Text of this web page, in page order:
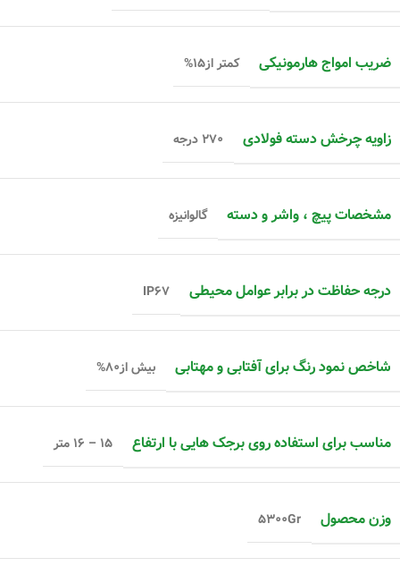
ضریب امواج هارمونیکی کمتر از۱۵%
زاویه چرخش دسته فولادی ۲۷۰ درجه
مشخصات پیچ ، واشر و دسته گالوانیزه
درجه حفاظت در برابر عوامل محیطی IP۶۷
شاخص نمود رنگ برای آفتابی و مهتابی بیش از۸۰%
مناسب برای استفاده روی برجک هایی با ارتفاع ۱۵ – ۱۶ متر
وزن محصول ۵۳۰۰Gr